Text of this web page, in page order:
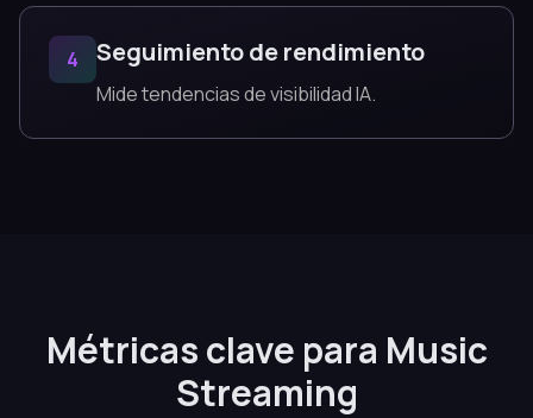
4 Seguimiento de rendimiento
Mide tendencias de visibilidad IA.
Métricas clave para Music
Streaming